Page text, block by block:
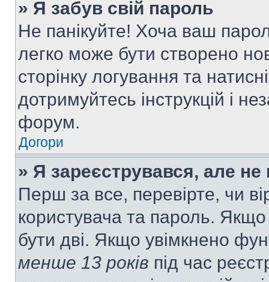
» Я забув свій пароль
Не панікуйте! Хоча ваш
легко може бути створено
сторінку логування та
дотримуйтесь інструкцій і
форум.
Догори
» Я зареєструвався, але
Перш за все, перевірте, чи
користувача та пароль.
бути дві. Якщо увімкнено
менше 13 років під час